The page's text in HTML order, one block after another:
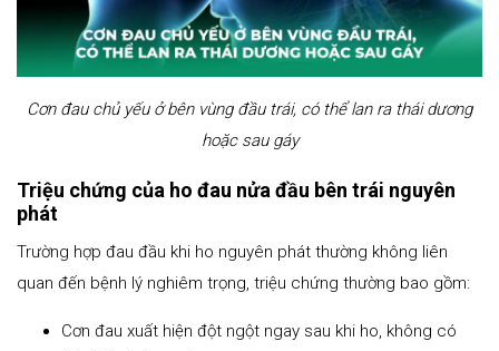
Cơn đau chủ yếu ở bên vùng đầu trái, có thể lan ra thái dương
hoặc sau gáy
Triệu chứng của ho đau nửa đầu bên trái nguyên
phát
Trường hợp đau đầu khi ho nguyên phát thường không liên
quan đến bệnh lý nghiêm trọng, triệu chứng thường bao gồm:
Cơn đau xuất hiện đột ngột ngay sau khi ho, không có